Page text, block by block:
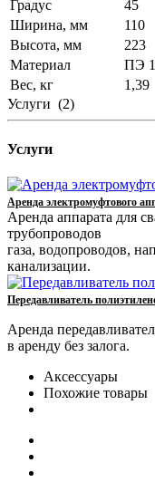
Градус
45
Ширина, мм
110
Высота, мм
223
Материал
ПЭ
Вес, кг
1,39
Услуги (2)
Услуги
Аренда электромуфтового
Аренда аппарата для
трубопроводов
газа, водопроводов,
канализации.
Передавливатель
Аренда
в аренду без залога.
Аксессуары
Похожие товары